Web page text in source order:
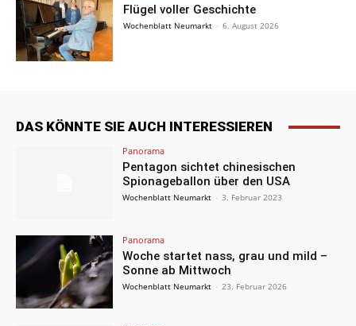
Flügel voller Geschichte
Wochenblatt Neumarkt - 6. August 2026
DAS KÖNNTE SIE AUCH INTERESSIEREN
Panorama
Pentagon sichtet chinesischen
Spionageballon über den USA
Wochenblatt Neumarkt - 3. Februar 2023
Panorama
Woche startet nass, grau und mild –
Sonne ab Mittwoch
Wochenblatt Neumarkt - 23. Februar 2026